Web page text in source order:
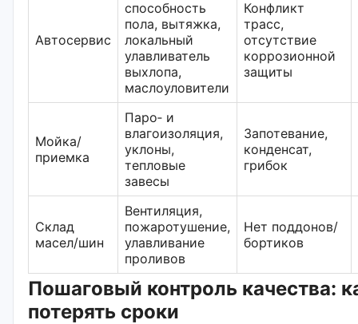
Автосервис
способность
пола, вытяжка,
локальный
улавливатель
выхлопа,
маслоуловители
Конфликт
трасс,
отсутствие
коррозионной
защиты
Мойка/
приемка
Паро‑ и
влагоизоляция,
уклоны,
тепловые
завесы
Запотевание,
конденсат,
грибок
Склад
масел/шин
Вентиляция,
пожаротушение,
улавливание
проливов
Нет поддонов/
бортиков
Пошаговый контроль качества:
потерять сроки